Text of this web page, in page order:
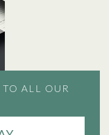
ALL OUR